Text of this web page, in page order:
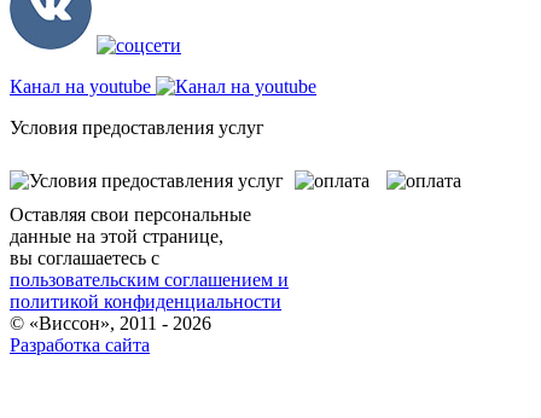
Канал на youtube
Условия предоставления услуг
Оставляя свои персональные
данные на этой странице,
вы соглашаетесь с
пользовательским соглашением и
политикой конфиденциальности
© «Виссон», 2011 - 2026
Разработка сайта